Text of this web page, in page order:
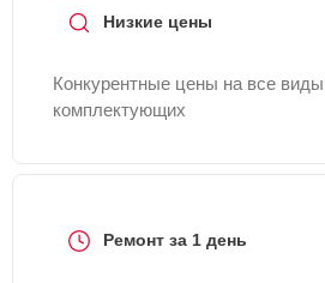
Низкие цены
Конкурентные цены на все
комплектующих
Ремонт за 1 день